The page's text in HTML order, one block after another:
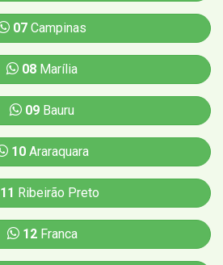
07 Campinas
08 Marília
09 Bauru
10Araraquara
11 Ribeirão Preto
12Franca